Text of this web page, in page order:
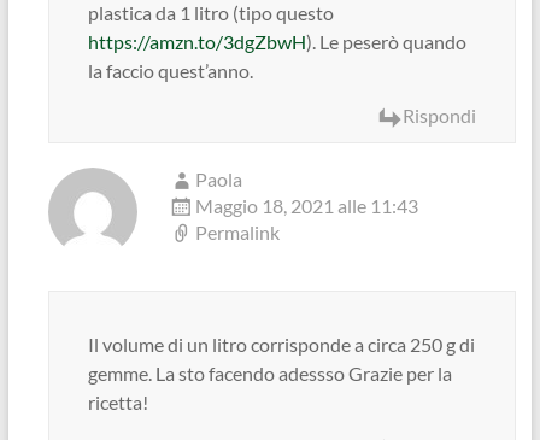
plastica da 1 litro (tipo questo
https://amzn.to/3dgZbwH). Le peserò quando
la faccio quest’anno.
Rispondi
Paola
Maggio 18, 2021 alle 11:43
Permalink
Il volume di un litro corrisponde a circa 250 g di
gemme. La sto facendo adessso Grazie per la
ricetta!